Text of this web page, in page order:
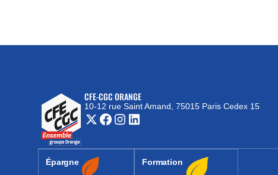
CFE-CGC ORANGE
10-12 rue Saint Amand, 75015 Paris Cedex 15
(nouvelle fenêtre)
Épargne
(nouvelle fenêtre) Formation
(nouvelle fenêtre)